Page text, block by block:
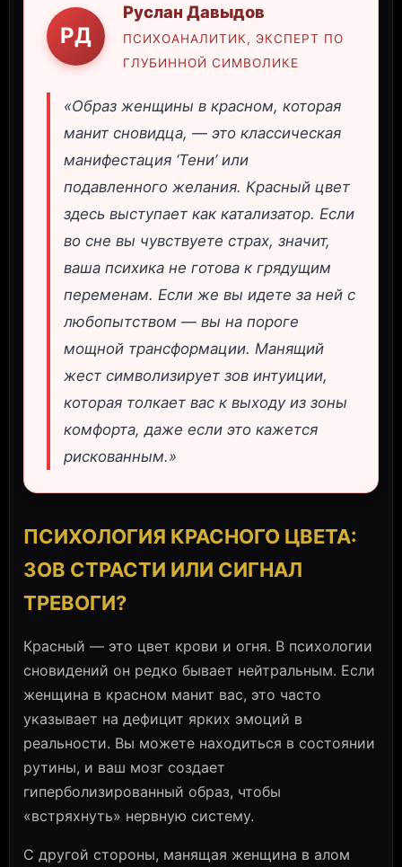
РД
Руслан Давыдов
ПСИХОАНАЛИТИК, ЭКСПЕРТ ПО
ГЛУБИННОЙ СИМВОЛИКЕ
«Образ женщины в красном, которая
манит сновидца, — это классическая
манифестация ‘Тени’ или
подавленного желания. Красный цвет
здесь выступает как катализатор. Если
во сне вы чувствуете страх, значит,
ваша психика не готова к грядущим
переменам. Если же вы идете за ней с
любопытством — вы на пороге
мощной трансформации. Манящий
жест символизирует зов интуиции,
которая толкает вас к выходу из зоны
комфорта, даже если это кажется
рискованным.»
ПСИХОЛОГИЯ КРАСНОГО ЦВЕТА:
ЗОВ СТРАСТИ ИЛИ СИГНАЛ
ТРЕВОГИ?
Красный — это цвет крови и огня. В психологии
сновидений он редко бывает нейтральным. Если
женщина в красном манит вас, это часто
указывает на дефицит ярких эмоций в
реальности. Вы можете находиться в состоянии
рутины, и ваш мозг создает
гиперболизированный образ, чтобы
«встряхнуть» нервную систему.
С другой стороны, манящая женщина в алом